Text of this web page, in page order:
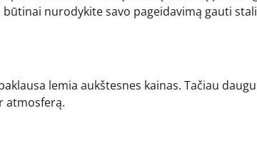
nurodykite savo pageidavimą gauti
lemia aukštesnes kainas. Tačiau
atmosferą.